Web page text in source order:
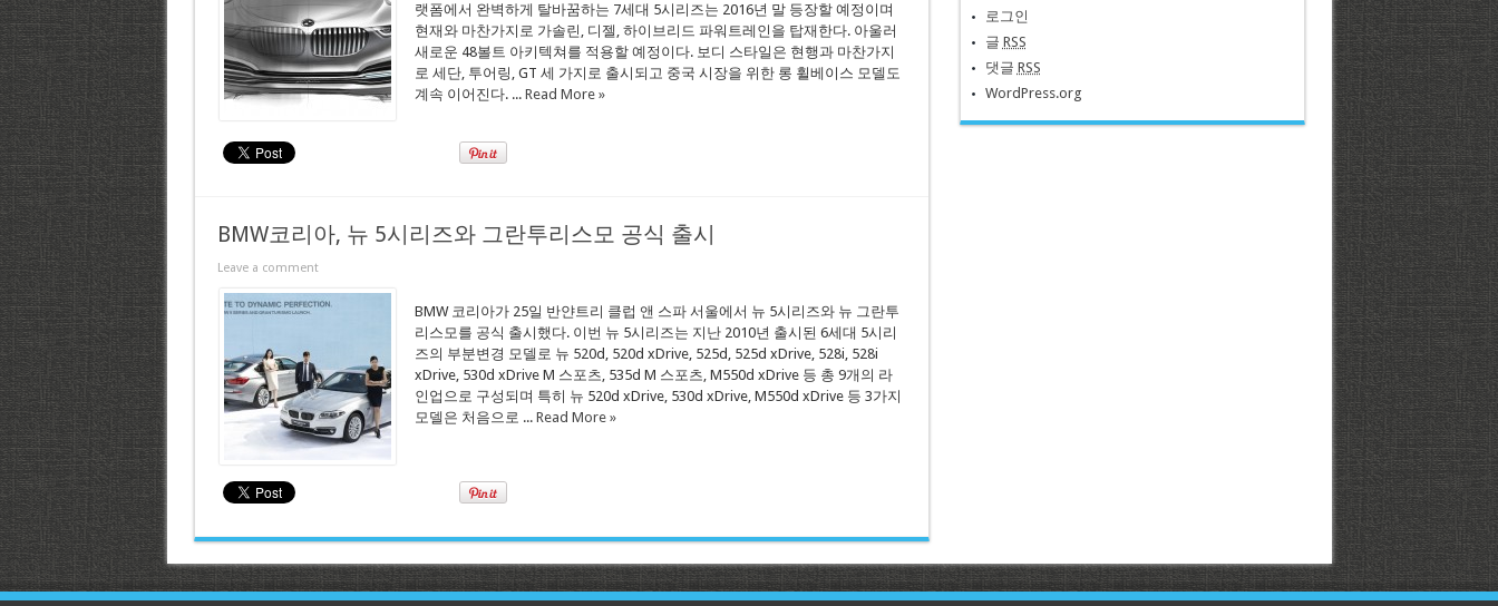
랫폼에서 완벽하게 탈바꿈하는 7세대 5시리즈는 2016년 말 등장할 예정이며
현재와 마찬가지로 가솔린, 디젤, 하이브리드 파워트레인을 탑재한다. 아울러
새로운 48볼트 아키텍쳐를 적용할 예정이다. 보디 스타일은 현행과 마찬가지
로 세단, 투어링, GT 세 가지로 출시되고 중국 시장을 위한 롱 휠베이스 모델도
계속 이어진다. ... Read More »
BMW코리아, 뉴 5시리즈와 그란투리스모 공식 출시
Leave a comment
BMW 코리아가 25일 반얀트리 클럽 앤 스파 서울에서 뉴 5시리즈와 뉴 그란투
리스모를 공식 출시했다. 이번 뉴 5시리즈는 지난 2010년 출시된 6세대 5시리
즈의 부분변경 모델로 뉴 520d, 520d xDrive, 525d, 525d xDrive, 528i, 528i
xDrive, 530d xDrive M 스포츠, 535d M 스포츠, M550d xDrive 등 총 9개의 라
인업으로 구성되며 특히 뉴 520d xDrive, 530d xDrive, M550d xDrive 등 3가지
모델은 처음으로 ... Read More »
로그인
글 RSS
댓글 RSS
WordPress.org